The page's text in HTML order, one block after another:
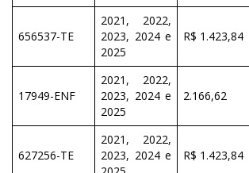
656537-TE
2021, 2022,
2023, 2024 e
2025
R$ 1.423,84
17949-ENF
2021, 2022,
2023, 2024 e
2025
2.166,62
627256-TE
2021, 2022,
2023, 2024 e
R$ 1.423,84